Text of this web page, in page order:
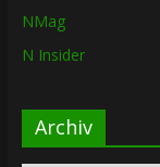
NMag
N Insider
Archiv